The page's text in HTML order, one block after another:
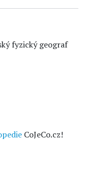
fyzický geograf
CoJeCo.cz!